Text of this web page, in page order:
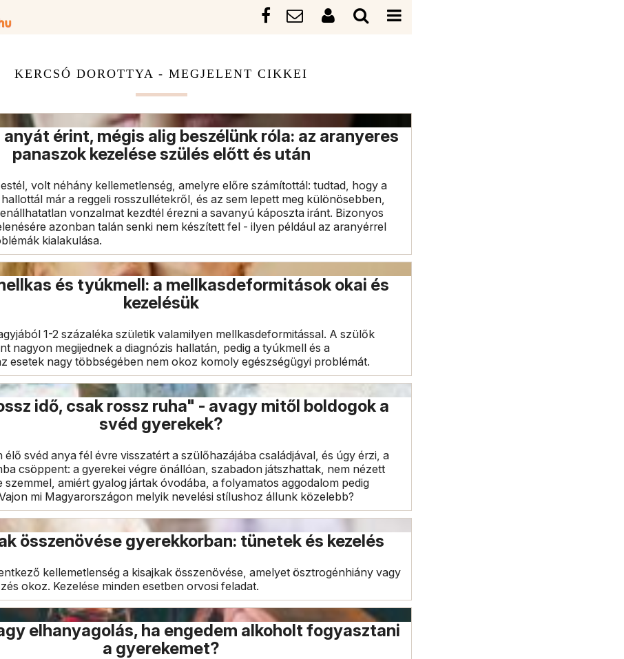
KERCSÓ DOROTTYA - MEGJELENT CIKKEI
érint, mégis alig beszélünk róla: az aranyeres
panaszok kezelése szülés előtt és után
volt néhány kellemetlenség, amelyre előre számítottál: tudtad, hogy a
már a reggeli rosszullétekről, és az sem lepett meg különösebben,
vonzalmat kezdtél érezni a savanyú káposzta iránt. Bizonyos
azonban talán senki nem készített fel - ilyen például az aranyérrel
kialakulása.
és tyúkmell: a mellkasdeformitások okai és
kezelésük
1-2 százaléka születik valamilyen mellkasdeformitással. A szülők
nagyon megijednek a diagnózis hallatán, pedig a tyúkmell és a
esetek nagy többségében nem okoz komoly egészségügyi problémát.
idő, csak rossz ruha" - avagy mitől boldogok a
svéd gyerekek?
élő svéd anya fél évre visszatért a szülőhazájába családjával, és úgy érzi, a
csöppent: a gyerekei végre önállóan, szabadon játszhattak, nem nézett
szemmel, amiért gyalog jártak óvodába, a folyamatos aggodalom pedig
mi Magyarországon melyik nevelési stílushoz állunk közelebb?
összenövése gyerekkorban: tünetek és kezelés
kellemetlenség a kisajkak összenövése, amelyet ösztrogénhiány vagy
okoz. Kezelése minden esetben orvosi feladat.
elhanyagolás, ha engedem alkoholt fogyasztani
a gyerekemet?